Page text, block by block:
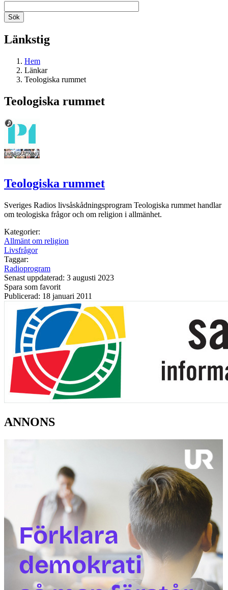
Länkstig
Hem
Länkar
Teologiska rummet
Teologiska rummet
Teologiska rummet
Sveriges Radios livsåskådningsprogram Teologiska rummet handlar
om teologiska frågor och om religion i allmänhet.
Kategorier:
Allmänt om religion
Livsfrågor
Taggar:
Radioprogram
Senast uppdaterad: 3 augusti 2023
Spara som favorit
Publicerad: 18 januari 2011
ANNONS